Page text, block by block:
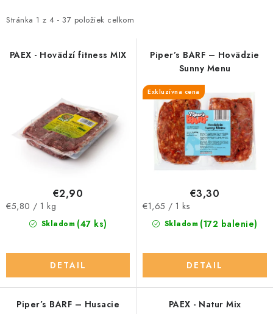
i
p
Stránka 1 z 4 - 37 položiek celkom
e
o
PAEX - Hovädzí fitness MIX
Skladom (47 ks)
€2,90
Jednotková
€5,80 / 1 kg
DETAIL
Piper’s BARF – Hovädzie
Sunny Menu
Exkluzívna cena
Skladom (172 balenie)
€3,30
Jednotková
cena:
€1,65 / 1 ks
DETAIL
Piper’s BARF – Husacie
PAEX - Natur Mix